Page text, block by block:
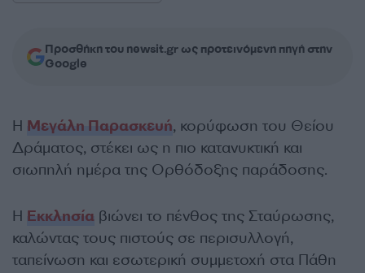
Προσθήκη του newsit.gr ως προτεινόμενη πηγή στην
Google
Η Μεγάλη Παρασκευή, κορύφωση του Θείου
Δράματος, στέκει ως η πιο κατανυκτική και
σιωπηλή ημέρα της Ορθόδοξης παράδοσης.
Η Εκκλησία βιώνει το πένθος της Σταύρωσης,
καλώντας τους πιστούς σε περισυλλογή,
ταπείνωση και εσωτερική συμμετοχή στα Πάθη